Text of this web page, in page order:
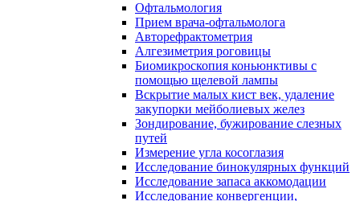
Офтальмология
Прием врача-офтальмолога
Авторефрактометрия
Алгезиметрия роговицы
Биомикроскопия коньюнктивы с
помощью щелевой лампы
Вскрытие малых кист век, удаление
закупорки мейболиевых желез
Зондирование, бужирование слезных
путей
Измерение угла косоглазия
Исследование бинокулярных функций
Исследование запаса аккомодации
Исследование конвергенции,